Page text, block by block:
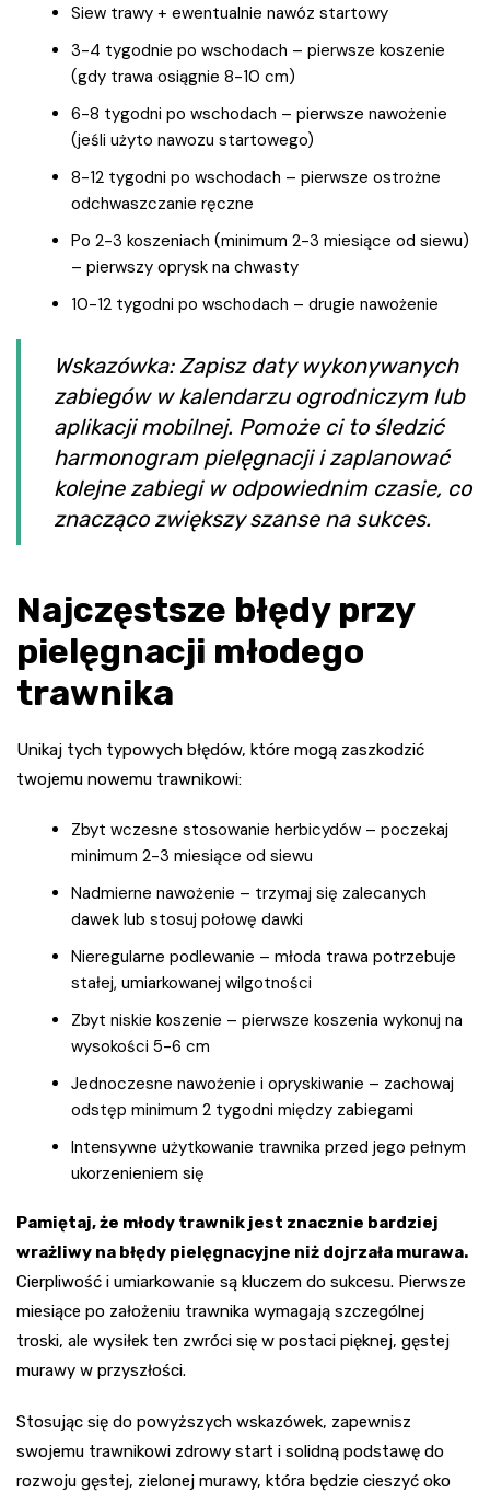
Siew trawy + ewentualnie nawóz startowy
3-4 tygodnie po wschodach – pierwsze koszenie
(gdy trawa osiągnie 8-10 cm)
6-8 tygodni po wschodach – pierwsze nawożenie
(jeśli użyto nawozu startowego)
8-12 tygodni po wschodach – pierwsze ostrożne
odchwaszczanie ręczne
Po 2-3 koszeniach (minimum 2-3 miesiące od siewu)
– pierwszy oprysk na chwasty
10-12 tygodni po wschodach – drugie nawożenie
Wskazówka: Zapisz daty wykonywanych
zabiegów w kalendarzu ogrodniczym lub
aplikacji mobilnej. Pomoże ci to śledzić
harmonogram pielęgnacji i zaplanować
kolejne zabiegi w odpowiednim czasie, co
znacząco zwiększy szanse na sukces.
Najczęstsze błędy przy
pielęgnacji młodego
trawnika
Unikaj tych typowych błędów, które mogą zaszkodzić
twojemu nowemu trawnikowi:
Zbyt wczesne stosowanie herbicydów – poczekaj
minimum 2-3 miesiące od siewu
Nadmierne nawożenie – trzymaj się zalecanych
dawek lub stosuj połowę dawki
Nieregularne podlewanie – młoda trawa potrzebuje
stałej, umiarkowanej wilgotności
Zbyt niskie koszenie – pierwsze koszenia wykonuj na
wysokości 5-6 cm
Jednoczesne nawożenie i opryskiwanie – zachowaj
odstęp minimum 2 tygodni między zabiegami
Intensywne użytkowanie trawnika przed jego pełnym
ukorzenieniem się
Pamiętaj, że młody trawnik jest znacznie bardziej
wrażliwy na błędy pielęgnacyjne niż dojrzała murawa.
Cierpliwość i umiarkowanie są kluczem do sukcesu. Pierwsze
miesiące po założeniu trawnika wymagają szczególnej
troski, ale wysiłek ten zwróci się w postaci pięknej, gęstej
murawy w przyszłości.
Stosując się do powyższych wskazówek, zapewnisz
swojemu trawnikowi zdrowy start i solidną podstawę do
rozwoju gęstej, zielonej murawy, która będzie cieszyć oko